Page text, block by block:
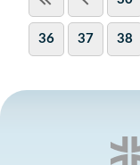
36 37 38